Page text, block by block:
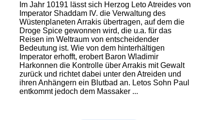
Im Jahr 10191 lässt sich Herzog Leto Atreides von
Imperator Shaddam IV. die Verwaltung des
Wüstenplaneten Arrakis übertragen, auf dem die
Droge Spice gewonnen wird, die u.a. für das
Reisen im Weltraum von entscheidender
Bedeutung ist. Wie von dem hinterhältigen
Imperator erhofft, erobert Baron Wladimir
Harkonnen die Kontrolle über Arrakis mit Gewalt
zurück und richtet dabei unter den Atreiden und
ihren Anhängern ein Blutbad an. Letos Sohn Paul
entkommt jedoch dem Massaker ...